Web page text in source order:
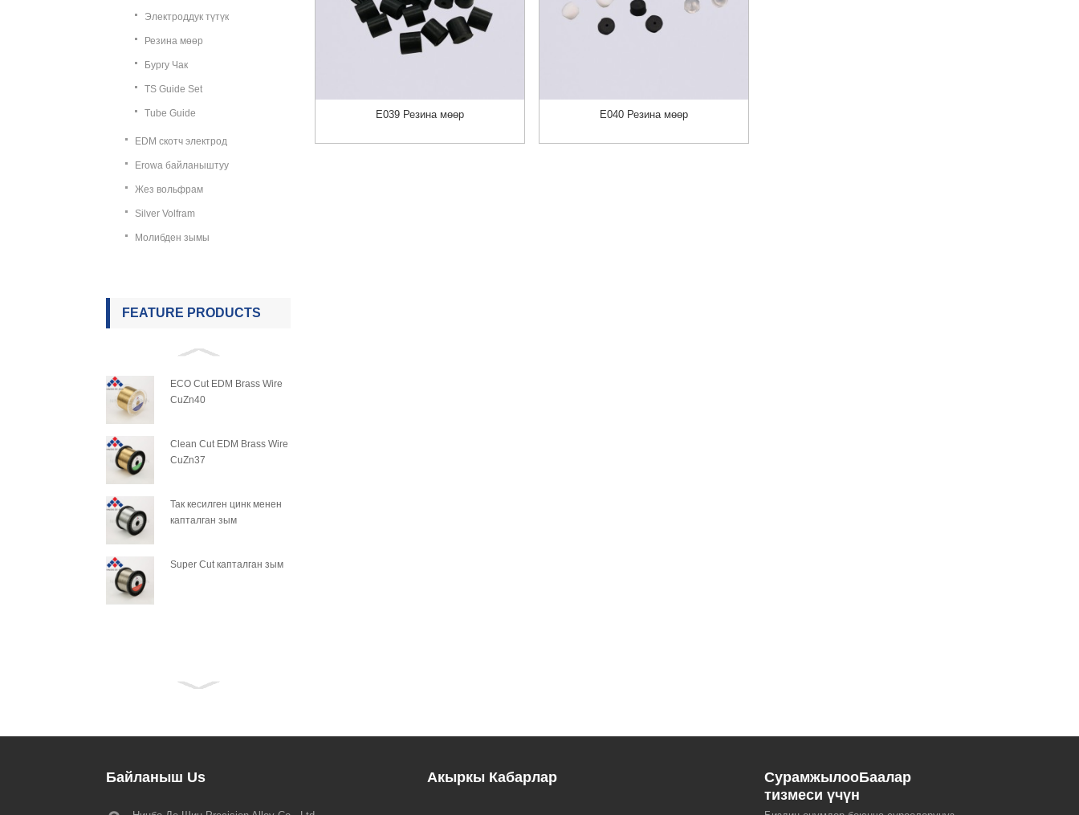
Электроддук түтүк
Резина мөөр
Бургу Чак
TS Guide Set
Tube Guide
EDM скотч электрод
Erowa байланыштуу
Жез вольфрам
Silver Volfram
Молибден зымы
FEATURE PRODUCTS
ECO Cut EDM Brass Wire
CuZn40
Clean Cut EDM Brass Wire
CuZn37
Так кесилген цинк менен
капталган зым
Super Cut капталган зым
E039 Резина мөөр E040 Резина мөөр
Байланыш Us Акыркы Кабарлар СурамжылооБаалар
тизмеси үчүн